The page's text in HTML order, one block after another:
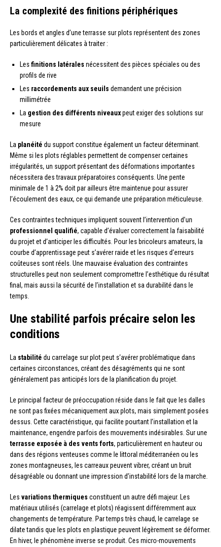
La complexité des finitions périphériques
Les bords et angles d’une terrasse sur plots représentent des zones
particulièrement délicates à traiter :
Les finitions latérales nécessitent des pièces spéciales ou des
profils de rive
Les raccordements aux seuils demandent une précision
millimétrée
La gestion des différents niveauxpeut exiger des solutions sur
mesure
La planéité du support constitue également un facteur déterminant.
Même si les plots réglables permettent de compenser certaines
irrégularités, un support présentant des déformations importantes
nécessitera des travaux préparatoires conséquents. Une pente
minimale de 1 à 2% doit par ailleurs être maintenue pour assurer
l’écoulement des eaux, ce qui demande une préparation méticuleuse.
Ces contraintes techniques impliquent souvent l’intervention d’un
professionnel qualifié, capable d’évaluer correctement la faisabilité
du projet et d’anticiper les difficultés. Pour les bricoleurs amateurs, la
courbe d’apprentissage peut s’avérer raide et les risques d’erreurs
coûteuses sont réels. Une mauvaise évaluation des contraintes
structurelles peut non seulement compromettre l’esthétique du résultat
final, mais aussi la sécurité de l’installation et sa durabilité dans le
temps.
Une stabilité parfois précaire selon les
conditions
La stabilité du carrelage sur plot peut s’avérer problématique dans
certaines circonstances, créant des désagréments qui ne sont
généralement pas anticipés lors de la planification du projet.
Le principal facteur de préoccupation réside dans le fait que les dalles
ne sont pas fixées mécaniquement aux plots, mais simplement posées
dessus. Cette caractéristique, qui facilite pourtant l’installation et la
maintenance, engendre parfois des mouvements indésirables. Sur une
terrasse exposée à des vents forts, particulièrement en hauteur ou
dans des régions venteuses comme le littoral méditerranéen ou les
zones montagneuses, les carreaux peuvent vibrer, créant un bruit
désagréable ou donnant une impression d’instabilité lors de la marche.
Les variations thermiques constituent un autre défi majeur. Les
matériaux utilisés (carrelage et plots) réagissent différemment aux
changements de température. Par temps très chaud, le carrelage se
dilate tandis que les plots en plastique peuvent légèrement se déformer.
En hiver, le phénomène inverse se produit. Ces micro-mouvements